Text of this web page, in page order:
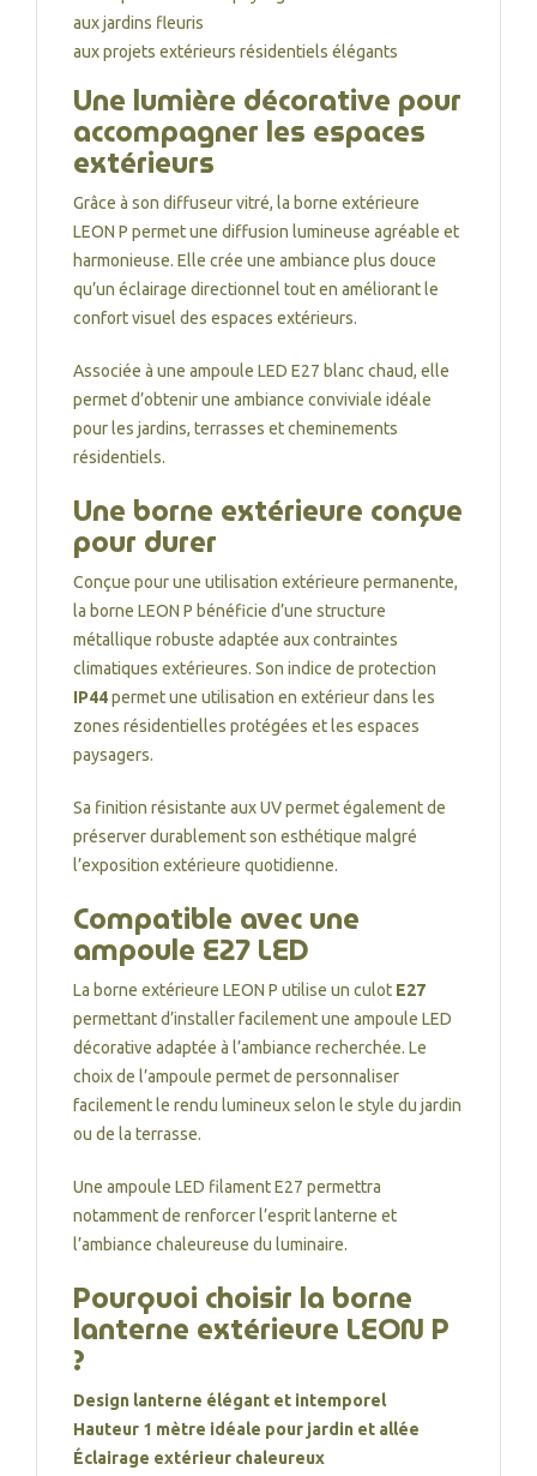
aux jardins fleuris
aux projets extérieurs résidentiels élégants
Une lumière décorative pour
accompagner les espaces
extérieurs
Grâce à son diffuseur vitré, la borne extérieure
LEON P permet une diffusion lumineuse agréable et
harmonieuse. Elle crée une ambiance plus douce
qu’un éclairage directionnel tout en améliorant le
confort visuel des espaces extérieurs.
Associée à une ampoule LED E27 blanc chaud, elle
permet d’obtenir une ambiance conviviale idéale
pour les jardins, terrasses et cheminements
résidentiels.
Une borne extérieure conçue
pour durer
Conçue pour une utilisation extérieure permanente,
la borne LEON P bénéficie d’une structure
métallique robuste adaptée aux contraintes
climatiques extérieures. Son indice de protection
IP44permet une utilisation en extérieur dans les
zones résidentielles protégées et les espaces
paysagers.
Sa finition résistante aux UV permet également de
préserver durablement son esthétique malgré
l’exposition extérieure quotidienne.
Compatible avec une
ampoule E27 LED
La borne extérieure LEON P utilise un culot E27
permettant d’installer facilement une ampoule LED
décorative adaptée à l’ambiance recherchée. Le
choix de l’ampoule permet de personnaliser
facilement le rendu lumineux selon le style du jardin
ou de la terrasse.
Une ampoule LED filament E27 permettra
notamment de renforcer l’esprit lanterne et
l’ambiance chaleureuse du luminaire.
Pourquoi choisir la borne
lanterne extérieure LEON P
?
Design lanterne élégant et intemporel
Hauteur 1 mètre idéale pour jardin et allée
Éclairage extérieur chaleureux